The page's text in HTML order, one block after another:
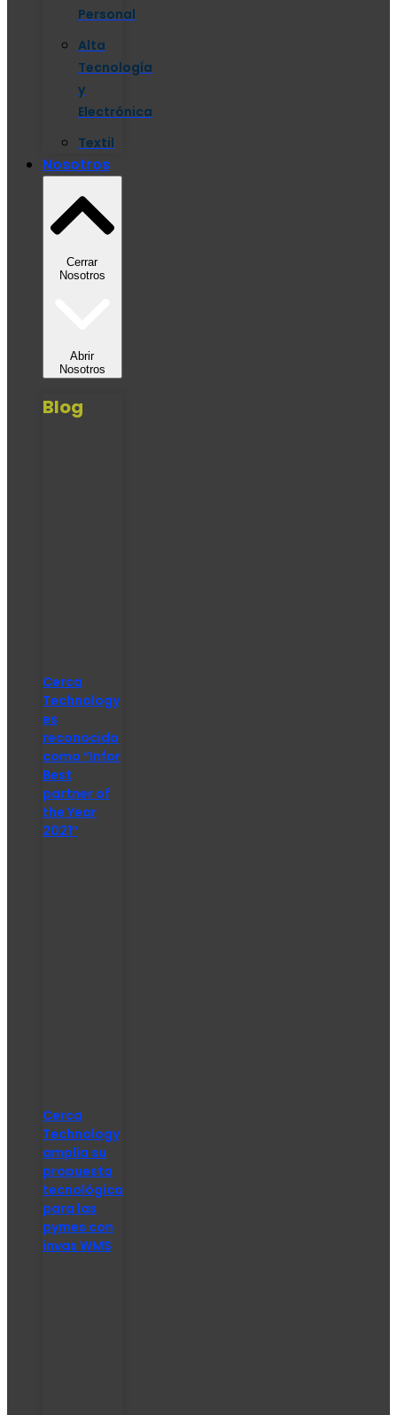
Personal
Alta
Tecnología
y
Electrónica
Textil
Nosotros
Cerrar
Nosotros
Abrir
Nosotros
Blog
Cerca
Technology
es
reconocido
como “Infor
Best
partner of
the Year
2021″
Cerca
Technology
amplía su
propuesta
tecnológica
para las
pymes con
invas WMS